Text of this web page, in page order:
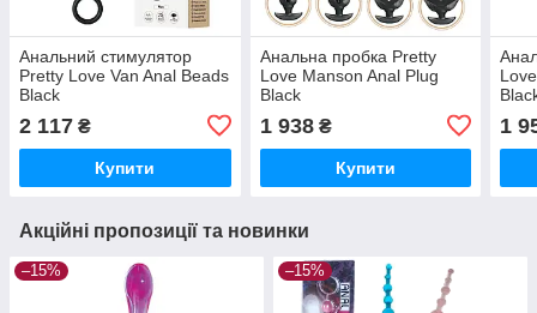
Анальний стимулятор
Pretty Love Van Anal Beads
Black
2 117 ₴
Купити
Анальна пробка Pretty
Love Manson Anal Plug
Black
1 938₴
Купити
1
Акційні пропозиції та новинки
–15% –15%